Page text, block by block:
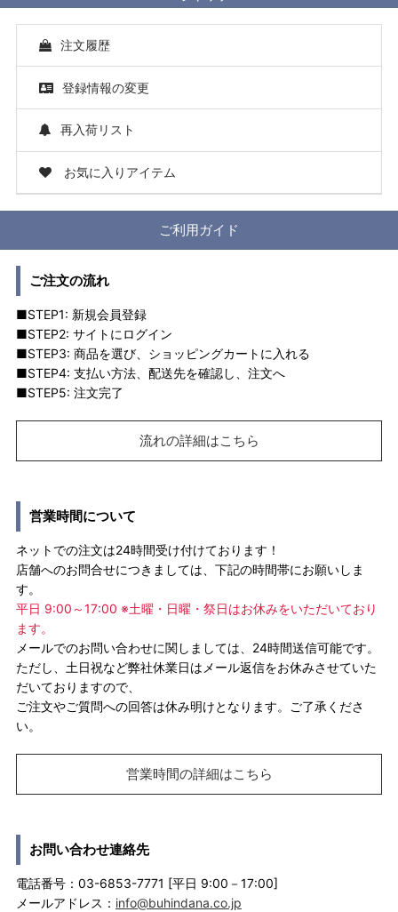
注文履歴
登録情報の変更
再入荷リスト
お気に入りアイテム
ご利用ガイド
ご注文の流れ
■STEP1: 新規会員登録
■STEP2: サイトにログイン
■STEP3: 商品を選び、ショッピングカートに入れる
■STEP4: 支払い方法、配送先を確認し、注文へ
■STEP5: 注文完了
流れの詳細はこちら
営業時間について
ネットでの注文は24時間受け付けております！
店舗へのお問合せにつきましては、下記の時間帯にお願いしま
す。
平日 9:00～17:00 ※土曜・日曜・祭日はお休みをいただいており
ます。
メールでのお問い合わせに関しましては、24時間送信可能です。
ただし、土日祝など弊社休業日はメール返信をお休みさせていた
だいておりますので、
ご注文やご質問への回答は休み明けとなります。ご了承くださ
い。
営業時間の詳細はこちら
お問い合わせ連絡先
電話番号：03-6853-7771 [平日 9:00－17:00]
メールアドレス： info@buhindana.co.jp